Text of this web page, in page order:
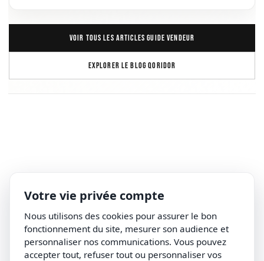
VOIR TOUS LES ARTICLES GUIDE VENDEUR
EXPLORER LE BLOG QORIDOR
Votre vie privée compte
Nous utilisons des cookies pour assurer le bon
fonctionnement du site, mesurer son audience et
personnaliser nos communications. Vous pouvez
accepter tout, refuser tout ou personnaliser vos